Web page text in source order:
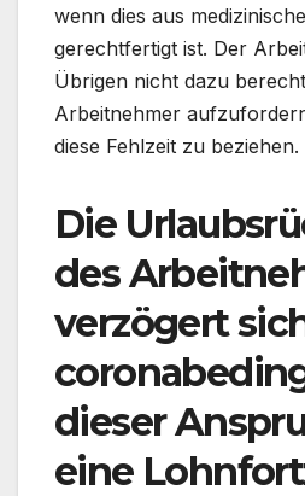
wenn dies aus
gerechtfertigt ist. Der
Übrigen nicht dazu
Arbeitnehmer
diese Fehlzeit zu beziehen.
Die
des
verzögert
dieser
eine